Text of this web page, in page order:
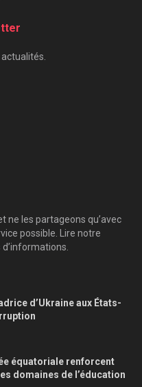
ne les partageons qu’avec
possible. Lire notre
d’Ukraine aux États-
équatoriale renforcent
domaines de l’éducation